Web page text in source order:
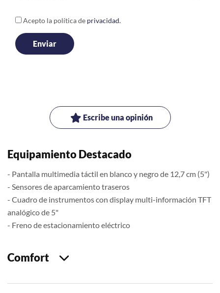
Acepto la política de privacidad.
Escribe una opinión
Equipamiento Destacado
- Pantalla multimedia táctil en blanco y negro de 12,7 cm (5")
- Sensores de aparcamiento traseros
- Cuadro de instrumentos con display multi-información TFT
analógico de 5"
- Freno de estacionamiento eléctrico
Comfort